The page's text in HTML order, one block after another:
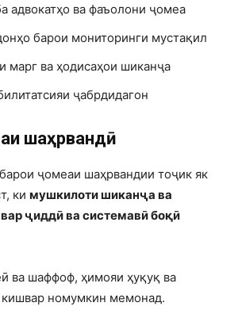
адвокатҳо ва фаъолони ҷомеа
барои мониторинги мустақил
марг ва ҳодисаҳои шиканҷа
ҷабрдидагон
шаҳрвандӣ
ҷомеаи шаҳрвандии тоҷик як
ки мушкилоти шиканҷа ва
ҷиддӣ ва системавӣ боқӣ
ва шаффоф, ҳимояи ҳуқуқ ва
кишвар номумкин мемонад.